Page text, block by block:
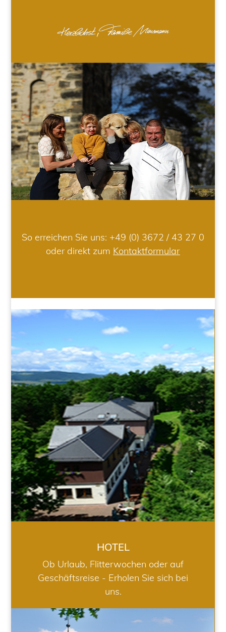
So erreichen Sie uns: +49 (0) 3672 / 43 27 0
oder direkt zum Kontaktformular
HOTEL
HOTEL
Ob Urlaub, Flitterwochen oder auf
Geschäftsreise - Erholen Sie sich bei
uns.